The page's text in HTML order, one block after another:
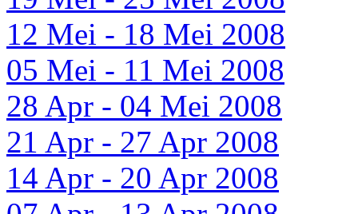
12 Mei - 18 Mei 2008
05 Mei - 11 Mei 2008
28 Apr - 04 Mei 2008
21 Apr - 27 Apr 2008
14 Apr - 20 Apr 2008